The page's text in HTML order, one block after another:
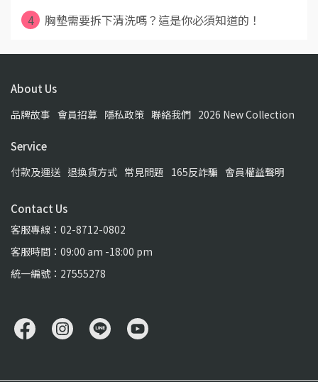
4
胸墊需要拆下清洗嗎？這是你必須知道的！
About Us
品牌故事 會員招募 隱私政策 聯絡我們 2026 New Collection
Service
付款及運送 退換貨方式 常見問題 165反詐騙 會員權益聲明
Contact Us
客服專線：02-8712-0802
客服時間：09:00 am -18:00 pm
統一編號：27555278